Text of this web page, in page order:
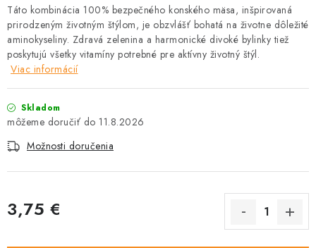
VONKAJŠIE VTÁCTVO
GELOREN KĽBOVÁ VÝŽIVA
Kontakty Predajňa
Táto kombinácia 100% bezpečného konského mäsa, inšpirovaná
prirodzeným životným štýlom, je obzvlášť bohatá na životne dôležité
aminokyseliny. Zdravá zelenina a harmonické divoké bylinky tiež
poskytujú všetky vitamíny potrebné pre aktívny životný štýl.
Viac informácií
Skladom
11.8.2026
Možnosti doručenia
3,75 €